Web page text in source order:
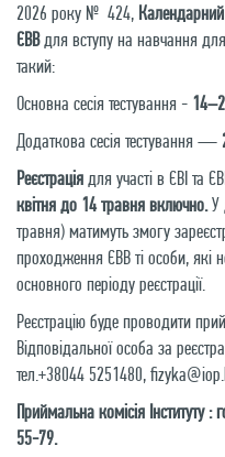
2026 року № 424, Календарний
ЄВВдля вступу на навчання для
такий:
Основна сесія тестування -
Додаткова сесія тестування —
Реєстраціядля участі в ЄВІ та
квітня до 14 травня включно.У
травня) матимуть змогу
проходження ЄВВ ті особи, які
основного періоду реєстрації.
Реєстрацію буде проводити
Відповідальної особа за
тел.+38044 5251480,
Приймальна комісія Інституту
55-79.